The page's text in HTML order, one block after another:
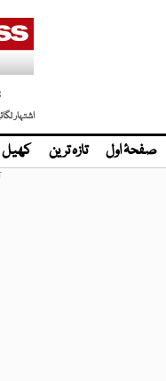
اشتہار
صفحۂ اول تازہ ترین کھیل